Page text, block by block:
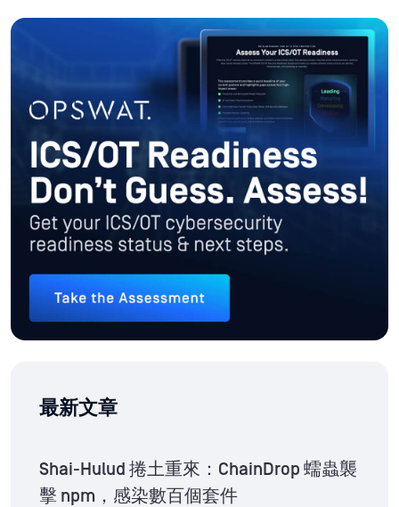
最新文章
Shai-Hulud 捲土重來：ChainDrop 蠕蟲襲
擊 npm，感染數百個套件